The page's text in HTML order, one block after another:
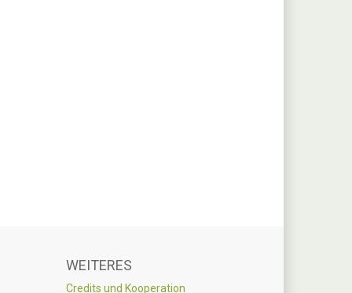
WEITERES
Credits und Kooperation